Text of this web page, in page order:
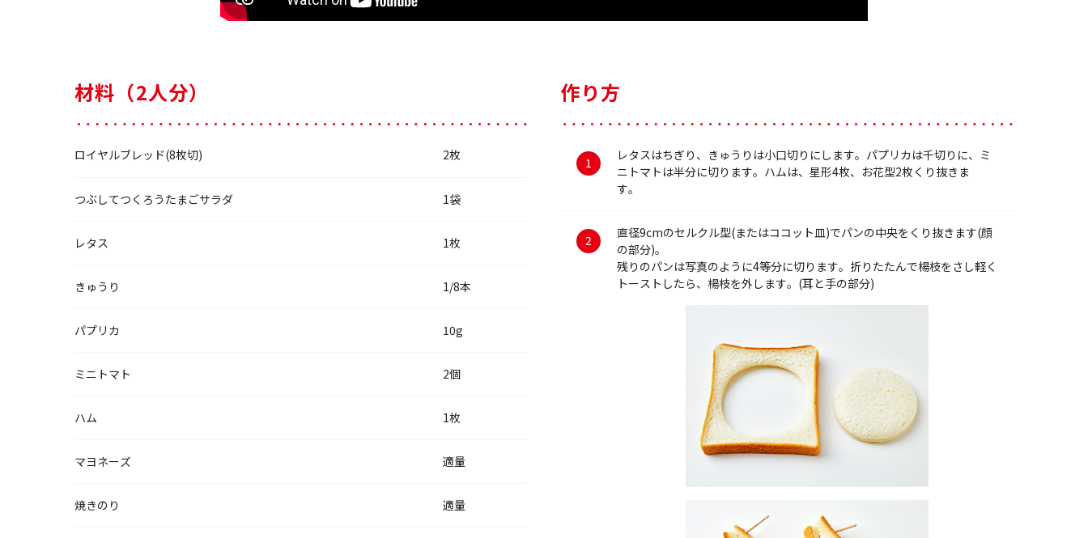
材料（2人分）
ロイヤルブレッド(8枚切) 2枚
つぶしてつくろうたまごサラダ 1袋
レタス 1枚
きゅうり 1/8本
パプリカ 10g
ミニトマト 2個
ハム 1枚
マヨネーズ 適量
焼きのり 適量
作り方
レタスはちぎり、きゅうりは小口切りにします。パプリカは千切りに、ミ
ニトマトは半分に切ります。ハムは、星形4枚、お花型2枚くり抜きま
す。
直径9cmのセルクル型(またはココット皿)でパンの中央をくり抜きます(顔
の部分)。
残りのパンは写真のように4等分に切ります。折りたたんで楊枝をさし軽く
トーストしたら、楊枝を外します。(耳と手の部分)